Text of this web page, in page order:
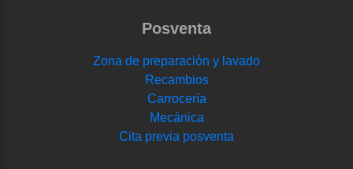
Posventa
Zona de preparación y lavado
Recambios
Carrocería
Mecánica
Cita previa posventa